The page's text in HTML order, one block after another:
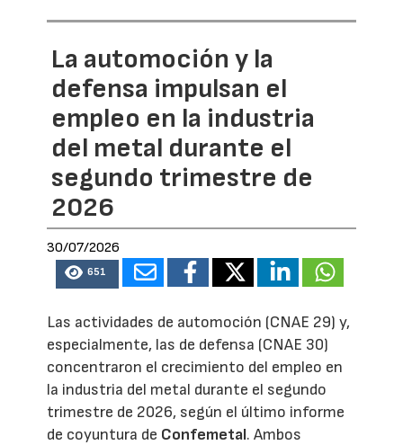
La automoción y la
defensa impulsan el
empleo en la industria
del metal durante el
segundo trimestre de
2026
30/07/2026
651
Las actividades de automoción (CNAE 29) y,
especialmente, las de defensa (CNAE 30)
concentraron el crecimiento del empleo en
la industria del metal durante el segundo
trimestre de 2026, según el último informe
de coyuntura de Confemetal. Ambos